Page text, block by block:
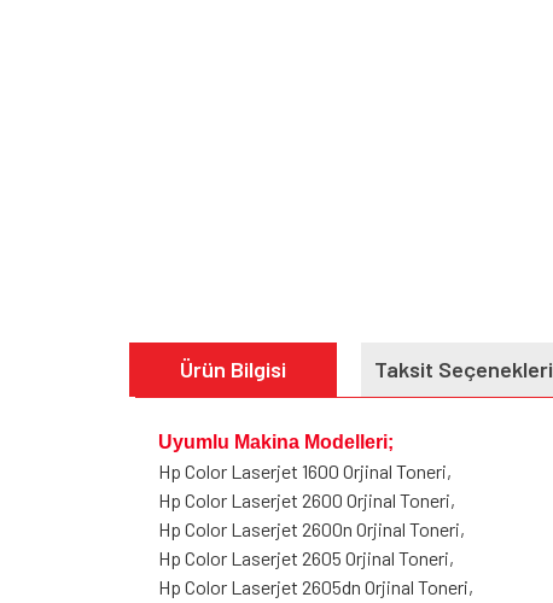
Ürün Bilgisi Taksit Seçenekleri
Uyumlu Makina Modelleri;
Hp Color Laserjet 1600 Orjinal Toneri,
Hp Color Laserjet 2600 Orjinal Toneri,
Hp Color Laserjet 2600n Orjinal Toneri,
Hp Color Laserjet 2605 Orjinal Toneri,
Hp Color Laserjet 2605dn Orjinal Toneri,